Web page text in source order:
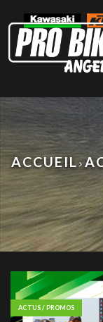
ACCUEIL
ACTUS / PROMOS